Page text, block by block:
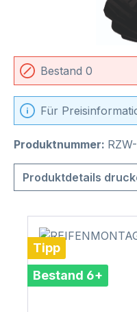
Bestand 0
Für
Produktnummer:
Produktdetails
Tipp
Bestand 6+